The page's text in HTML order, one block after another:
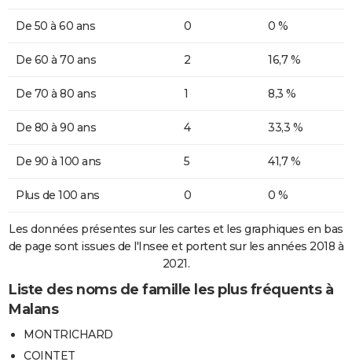
De 50 à 60 ans 0 0 %
De 60 à 70 ans 2 16,7 %
De 70 à 80 ans 1 8,3 %
De 80 à 90 ans 4 33,3 %
De 90 à 100 ans 5 41,7 %
Plus de 100 ans 0 0 %
Les données présentes sur les cartes et les graphiques en bas
de page sont issues de l'Insee et portent sur les années 2018 à
2021.
Liste des noms de famille les plus fréquents à
Malans
MONTRICHARD
COINTET